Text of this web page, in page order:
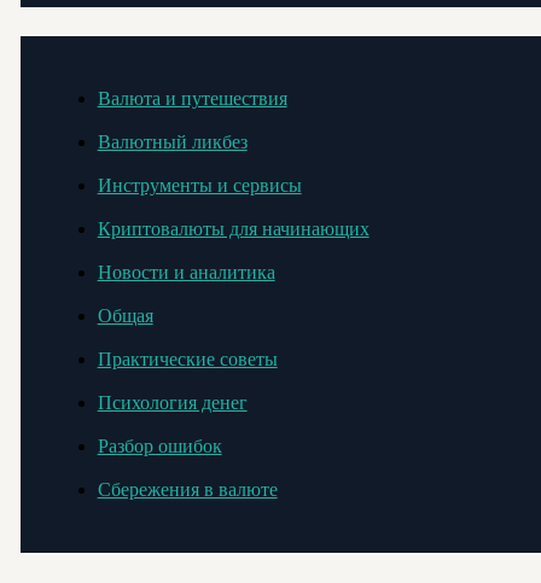
Валюта и путешествия
Валютный ликбез
Инструменты и сервисы
Криптовалюты для начинающих
Новости и аналитика
Общая
Практические советы
Психология денег
Разбор ошибок
Сбережения в валюте